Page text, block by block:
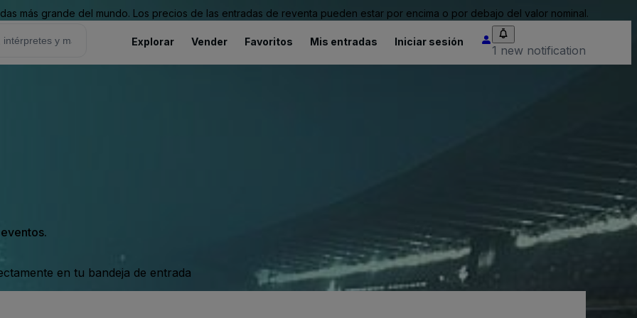
más grande del mundo. Los precios de las entradas de reventa pueden estar por encima o por debajo del valor nominal.
Explorar Vender Favoritos Mis entradas Iniciar sesión
1 new notification
en tu bandeja de entrada